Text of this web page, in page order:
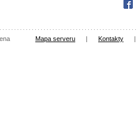
Mapa serveru | Kontakty |